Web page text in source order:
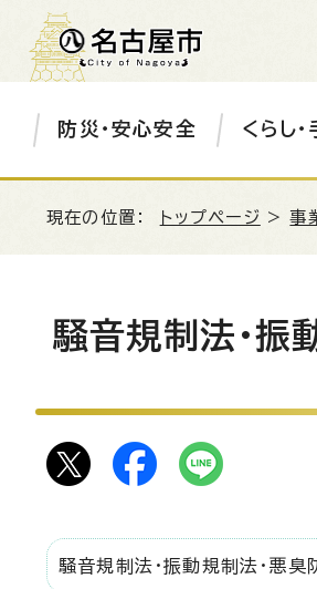
防災・安心安全 くらし
現在の位置： トップページ >事
騒音規制法・振
騒音規制法・振動規制法・悪